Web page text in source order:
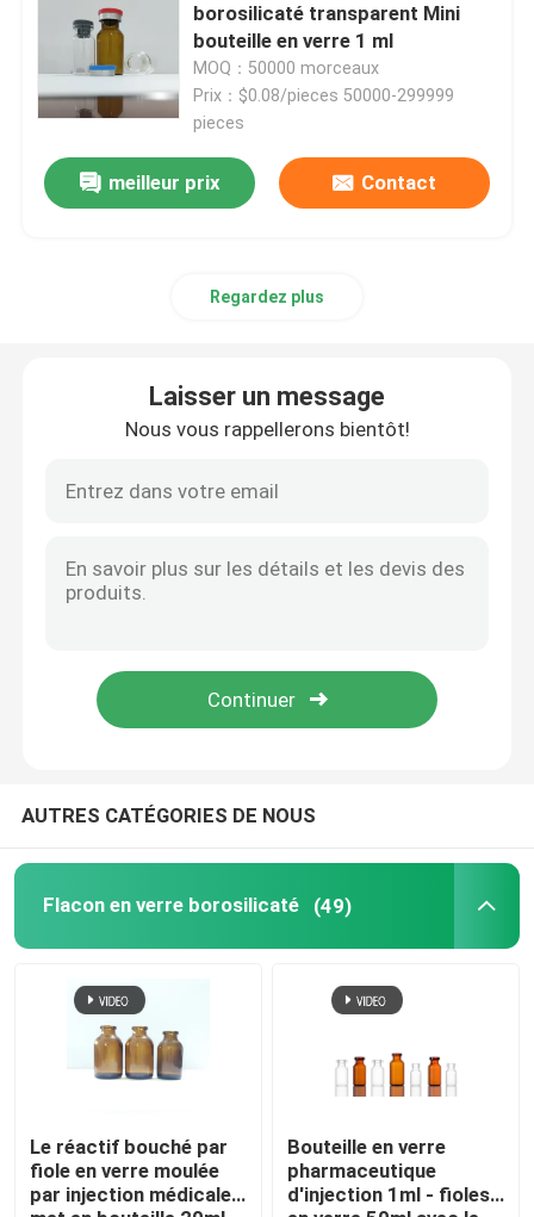
À la maison
Produits
À propos de nous
borosilicaté transparent Mini
bouteille en verre 1 ml
MOQ：50000 morceaux
Prix：$0.08/pieces 50000-299999
pieces
meilleur prix Contact
Regardez plus
Laisser un message
Nous vous rappellerons bientôt!
AUTRES CATÉGORIES DE NOUS
Flacon en verre borosilicaté (49)
Le réactif bouché par
fiole en verre moulée
par injection médicale
Bouteille en verre
pharmaceutique
d'injection 1ml - fioles